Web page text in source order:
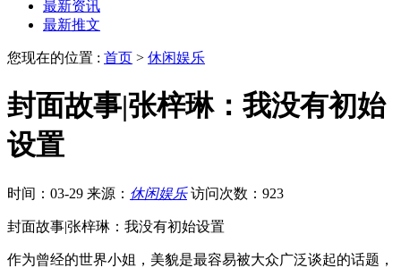
最新资讯
最新推文
您现在的位置 : 首页 > 休闲娱乐
封面故事|张梓琳：我没有初始
设置
时间：03-29 来源： 休闲娱乐 访问次数：923
封面故事|张梓琳：我没有初始设置
作为曾经的世界小姐，美貌是最容易被大众广泛谈起的话题，